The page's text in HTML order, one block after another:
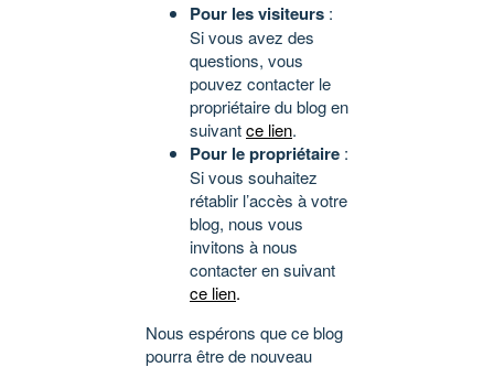
Pour les visiteurs :
Si vous avez des
questions, vous
pouvez contacter le
propriétaire du blog en
suivantce lien.
Pour le propriétaire :
Si vous souhaitez
rétablir l’accès à votre
blog, nous vous
invitons à nous
contacter en suivant
ce lien.
Nous espérons que ce blog
pourra être de nouveau